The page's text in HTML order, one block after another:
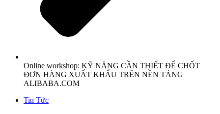
Online workshop: KỸ NĂNG CẦN THIẾT ĐỂ CHỐT
ĐƠN HÀNG XUẤT KHẨU TRÊN NỀN TẢNG
ALIBABA.COM
Tin Tức